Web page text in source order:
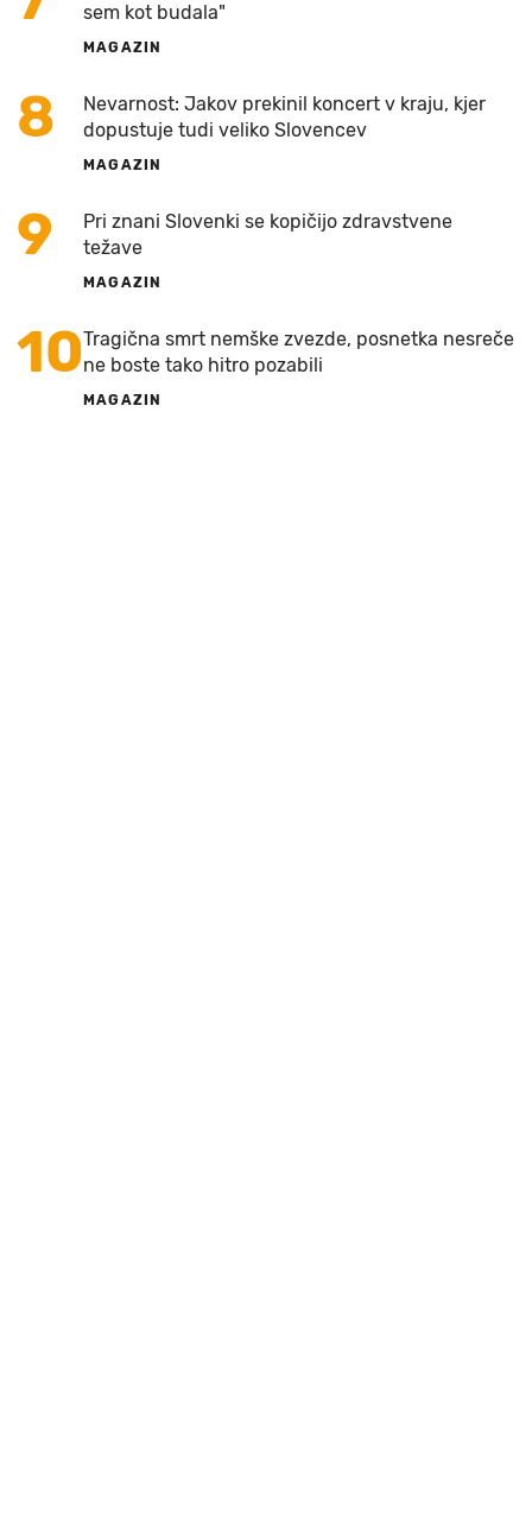
sem kot budala"
MAGAZIN
8
Nevarnost: Jakov prekinil koncert v kraju, kjer
dopustuje tudi veliko Slovencev
MAGAZIN
9
Pri znani Slovenki se kopičijo zdravstvene
težave
MAGAZIN
10Tragična smrt nemške zvezde, posnetka nesreče
ne boste tako hitro pozabili
MAGAZIN